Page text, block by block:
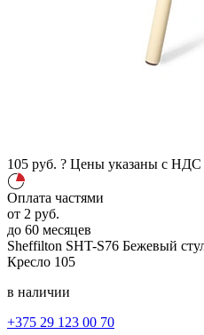
105 руб. ? Цены указаны с НДС
Оплата частями
от 2 руб.
до 60 месяцев
Sheffilton SHT-S76 Бежевый
Кресло 105
в наличии
+375 29 123 00 70